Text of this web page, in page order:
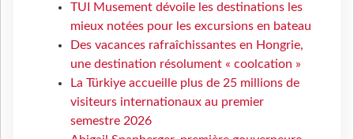
TUI Musement dévoile les destinations les
mieux notées pour les excursions en bateau
Des vacances rafraîchissantes en Hongrie,
une destination résolument « coolcation »
La Türkiye accueille plus de 25 millions de
visiteurs internationaux au premier
semestre 2026